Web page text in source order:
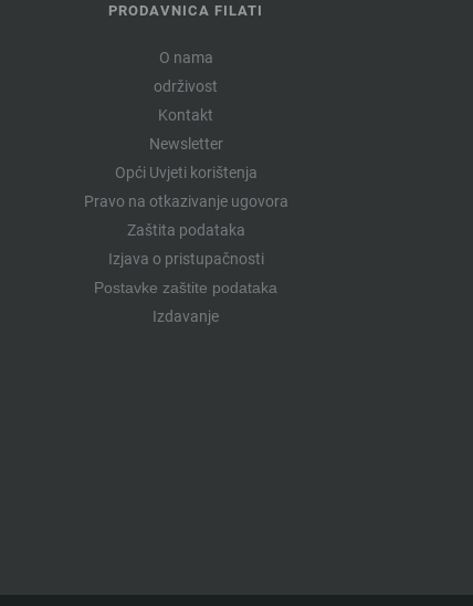
PRODAVNICA FILATI
O nama
održivost
Kontakt
Newsletter
Opći Uvjeti korištenja
Pravo na otkazivanje ugovora
Zaštita podataka
Izjava o pristupačnosti
Postavke zaštite podataka
Izdavanje